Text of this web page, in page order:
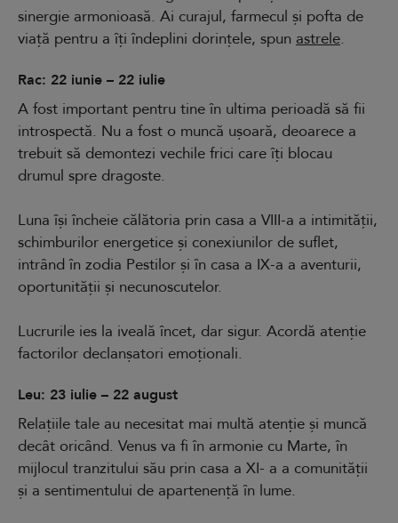
sinergie armonioasă. Ai curajul, farmecul și pofta de
viață pentru a îți îndeplini dorințele, spun astrele.
Rac: 22 iunie – 22 iulie
A fost important pentru tine în ultima perioadă să fii
introspectă. Nu a fost o muncă ușoară, deoarece a
trebuit să demontezi vechile frici care îți blocau
drumul spre dragoste.
Luna își încheie călătoria prin casa a VIII-a a intimității,
schimburilor energetice și conexiunilor de suflet,
intrând în zodia Pestilor și în casa a IX-a a aventurii,
oportunității și necunoscutelor.
Lucrurile ies la iveală încet, dar sigur. Acordă atenție
factorilor declanșatori emoționali.
Leu: 23 iulie – 22 august
Relațiile tale au necesitat mai multă atenție și muncă
decât oricând. Venus va fi în armonie cu Marte, în
mijlocul tranzitului său prin casa a XI- a a comunității
și a sentimentului de apartenență în lume.